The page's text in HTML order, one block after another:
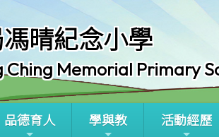
晴紀念小學
Ching Memorial Primary
品德育人 學與教 活動經歷